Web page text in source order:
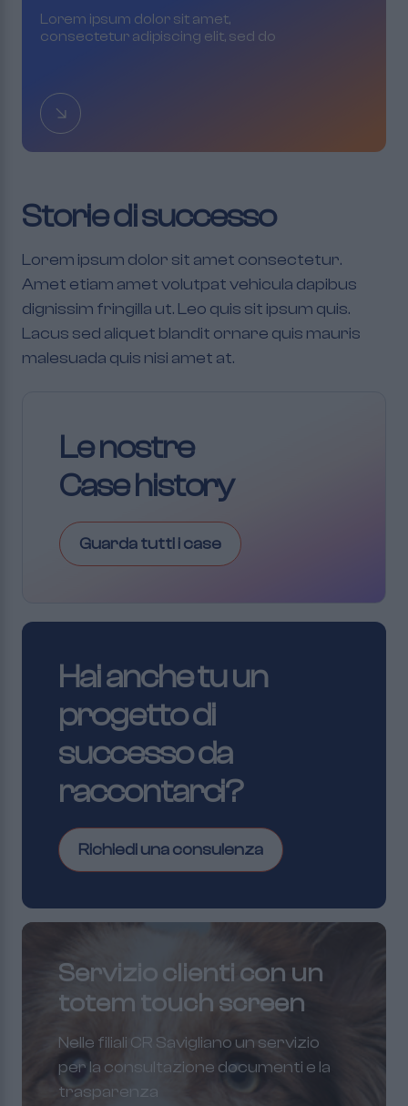
Lorem ipsum dolor sit amet,
consectetur adipiscing elit, sed do
Storie di successo
Lorem ipsum dolor sit amet consectetur.
Amet etiam amet volutpat vehicula dapibus
dignissim fringilla ut. Leo quis sit ipsum quis.
Lacus sed aliquet blandit ornare quis mauris
malesuada quis nisi amet at.
Le nostre
Case history
Guarda tutti i case
Hai anche tu un
progetto di
successo da
raccontarci?
Richiedi una consulenza
Servizio clienti con un
totem touch screen
Nelle filiali CR Savigliano un servizio
per la consultazione documenti e la
trasparenza